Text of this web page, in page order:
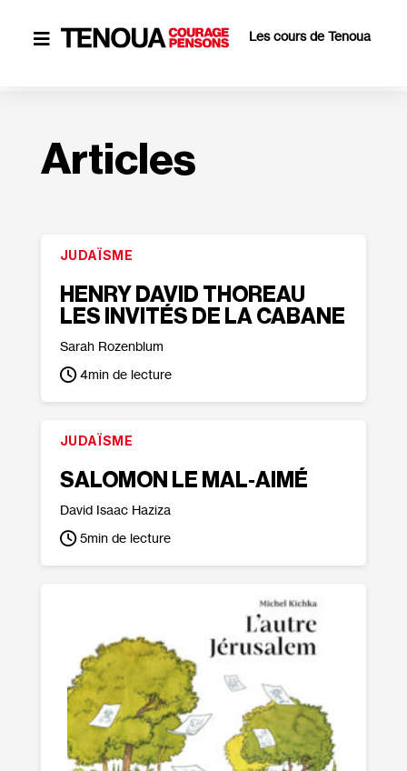
 Les cours de Tenoua
Articles
JUDAÏSME
HENRY DAVID THOREAU
LES INVITÉS DE LA CABANE
Sarah Rozenblum
4min de lecture
JUDAÏSME
SALOMON LE MAL‐AIMÉ
David Isaac Haziza
5min de lecture